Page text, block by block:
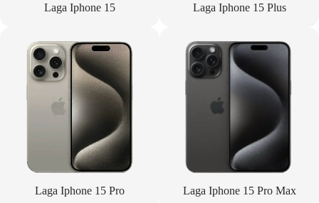
Laga Iphone 15 Laga Iphone 15 Plus
Laga Iphone 15 Pro Laga Iphone 15 Pro Max